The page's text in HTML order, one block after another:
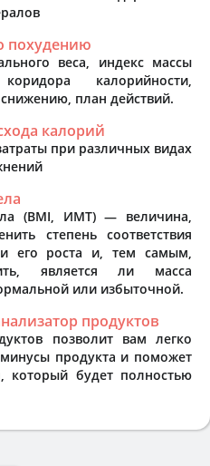
похудению
веса, индекс массы
калорийности,
план действий.
калорий
при различных видах
(BMI, ИМТ) — величина,
степень соответствия
его роста и, тем самым,
является ли масса
или избыточной.
продуктов
позволит вам легко
продукта и поможет
который будет полностью